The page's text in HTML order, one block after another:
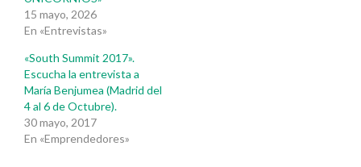
15 mayo, 2026
En «Entrevistas»
«South Summit 2017».
Escucha la entrevista a
María Benjumea (Madrid del
4 al 6 de Octubre).
30 mayo, 2017
En «Emprendedores»